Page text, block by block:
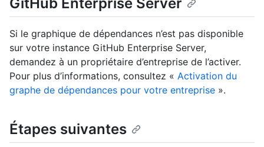
Si le graphique de dépendances n’est pas disponible
sur votre instance GitHub Enterprise Server,
demandez à un propriétaire d’entreprise de l’activer.
Pour plus d’informations, consultez « Activation du
graphe de dépendances pour votre entreprise ».
Étapes suivantes